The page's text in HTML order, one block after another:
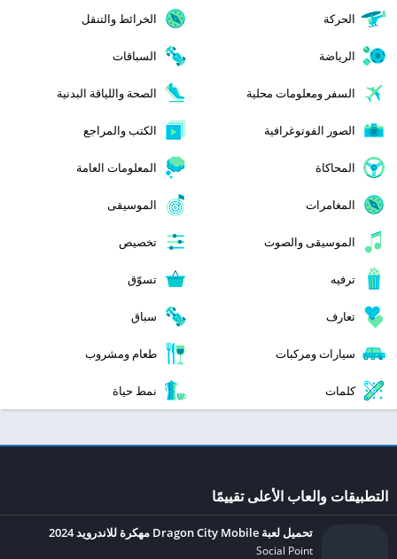
الحركة الخرائط والتنقل
الرياضة السباقات
السفر ومعلومات محلية الصحة واللياقة البدنية
الصور الفوتوغرافية الكتب والمراجع
المحاكاة المعلومات العامة
المغامرات الموسيقى
الموسيقى والصوت تخصيص
ترفيه تسوّق
تعارف سباق
سيارات ومركبات طعام ومشروب
كلمات نمط حياة
التطبيقات والعاب الأعلى تقييمًا
تحميل لعبة Dragon City Mobile مهكرة للاندرويد 2024
Social Point‏